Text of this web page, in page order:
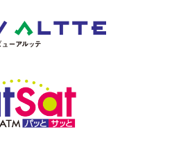
用になります。
お申込受付場